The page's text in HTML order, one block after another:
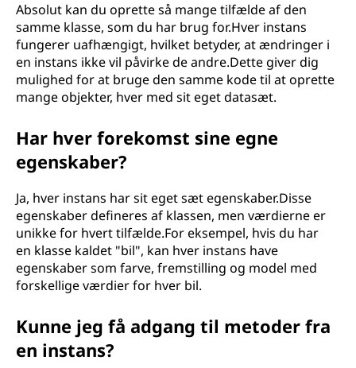
Absolut kan du oprette så mange tilfælde af den
samme klasse, som du har brug for.Hver instans
fungerer uafhængigt, hvilket betyder, at ændringer i
en instans ikke vil påvirke de andre.Dette giver dig
mulighed for at bruge den samme kode til at oprette
mange objekter, hver med sit eget datasæt.
Har hver forekomst sine egne
egenskaber?
Ja, hver instans har sit eget sæt egenskaber.Disse
egenskaber defineres af klassen, men værdierne er
unikke for hvert tilfælde.For eksempel, hvis du har
en klasse kaldet "bil", kan hver instans have
egenskaber som farve, fremstilling og model med
forskellige værdier for hver bil.
Kunne jeg få adgang til metoder fra
en instans?